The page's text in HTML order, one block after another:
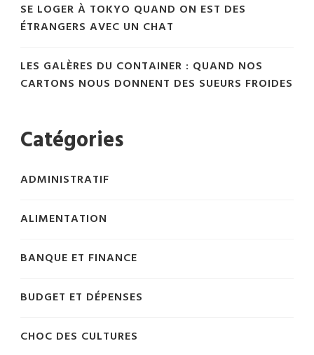
SE LOGER À TOKYO QUAND ON EST DES
ÉTRANGERS AVEC UN CHAT
LES GALÈRES DU CONTAINER : QUAND NOS
CARTONS NOUS DONNENT DES SUEURS FROIDES
Catégories
ADMINISTRATIF
ALIMENTATION
BANQUE ET FINANCE
BUDGET ET DÉPENSES
CHOC DES CULTURES